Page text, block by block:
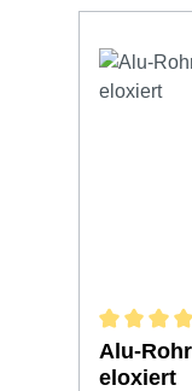
Alu-
eloxiert